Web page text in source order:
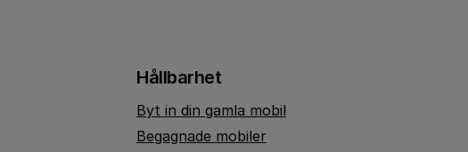
Hållbarhet
Byt in din gamla mobil
Begagnade mobiler